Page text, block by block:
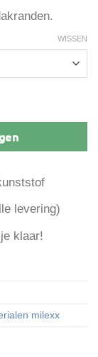
WISSEN
levering)
klaar!
milexx